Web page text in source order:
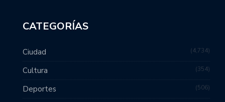
CATEGORÍAS
Ciudad 4,734
Cultura 354
Deportes 506